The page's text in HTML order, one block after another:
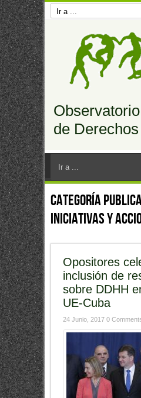
de
Categoría
Iniciativas y
Opositores
inclusión de
sobre DDHH
UE-Cuba
24 Junio, 2017 0